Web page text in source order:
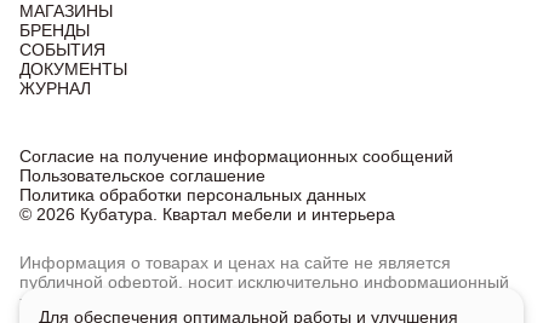
МАГАЗИНЫ
БРЕНДЫ
СОБЫТИЯ
ДОКУМЕНТЫ
ЖУРНАЛ
© 2026 Кубатура. Квартал мебели и интерьера
Согласие на получение информационных сообщений
Пользовательское соглашение
Политика обработки персональных данных
Информация о товарах и ценах на сайте не является
публичной офертой, носит исключительно информационный
характер.
Для обеспечения оптимальной работы и улучшения